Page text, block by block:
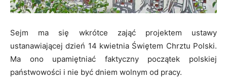
Sejm ma się wkrótce zająć projektem ustawy
ustanawiającej dzień 14 kwietnia Świętem Chrztu Polski.
Ma ono upamiętniać faktyczny początek polskiej
państwowości i nie być dniem wolnym od pracy.